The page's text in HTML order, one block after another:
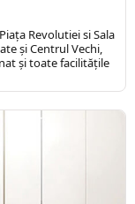
Revolutiei si Sala
şi Centrul Vechi,
și toate facilitățile